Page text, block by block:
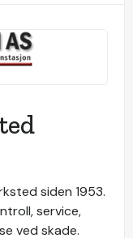
siden 1953.
service,
ved skade.